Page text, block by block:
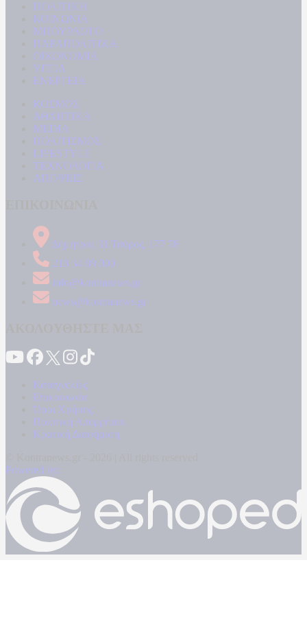
ΠΟΛΙΤΙΚΗ
ΚΟΙΝΩΝΙΑ
ΜΠΟΥΡΛΟΤΟ
ΠΑΡΑΠΟΛΙΤΙΚΑ
ΟΙΚΟΝΟΜΙΑ
ΥΓΕΙΑ
ΕΝΕΡΓΕΙΑ
ΚΟΣΜΟΣ
ΑΘΛΗΤΙΚΑ
MEDIA
ΠΟΛΙΤΙΣΜΟΣ
LIFESTYLE
ΤΕΧΝΟΛΟΓΙΑ
ΑΠΟΨΕΙΣ
Δήμητρος 31 Ταύρος, 177 78
210 34 89 000
info@kontranews.gr
news@kontranews.gr
Καταγγελίες
Επικοινωνία
Όροι Χρήσης
Πολιτική Απορρήτου
Κρατική Διαφήμιση
Powered by: